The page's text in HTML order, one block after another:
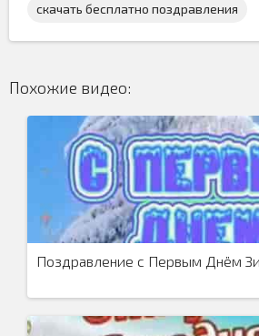
поздравить знакомых с первым
скачать бесплатно поздравления
Похожие видео:
Поздравление с Первым Днём